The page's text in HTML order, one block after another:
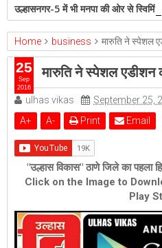
उल्हासनगर-5 में भी मनपा की ओर से स्विमिंग
Home business मारुति ने स्पेशल
मारुति ने स्पेशल एडीशन
ulhas vikas
September 25,
A+ A- Print Email
"उल्हास विकास" ठाणे जिले का पहला
Click on the Image to
Play
25
Sep
2016